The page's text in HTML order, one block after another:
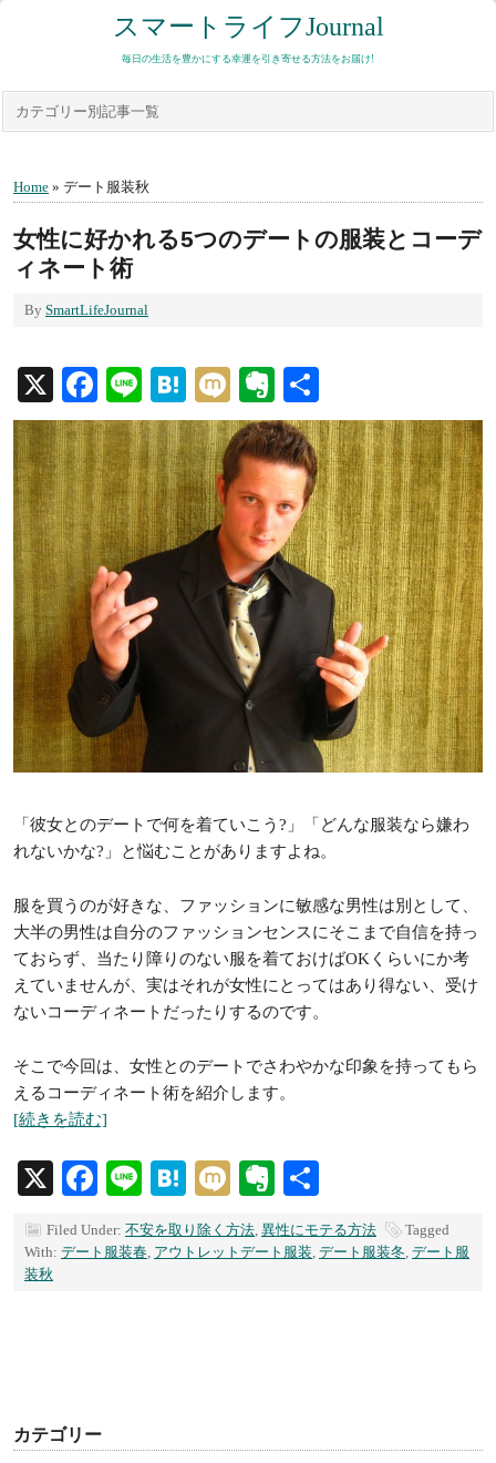
スマートライフJournal
毎日の生活を豊かにする幸運を引き寄せる方法をお届け!
カテゴリー別記事一覧
Home » デート服装秋
女性に好かれる5つのデートの服装とコーデ
ィネート術
By SmartLifeJournal
X Facebook
LineHatenaMixiEvernote
有
「彼女とのデートで何を着ていこう?」「どんな服装なら嫌わ
れないかな?」と悩むことがありますよね。
服を買うのが好きな、ファッションに敏感な男性は別として、
大半の男性は自分のファッションセンスにそこまで自信を持っ
ておらず、当たり障りのない服を着ておけばOKくらいにか考
えていませんが、実はそれが女性にとってはあり得ない、受け
ないコーディネートだったりするのです。
そこで今回は、女性とのデートでさわやかな印象を持ってもら
えるコーディネート術を紹介します。
[続きを読む]
X Facebook
LineHatenaMixiEvernote
有
Filed Under: 不安を取り除く方法, 異性にモテる方法
Tagged
With: デート服装春, アウトレットデート服装, デート服装冬, デート服
装秋
カテゴリー